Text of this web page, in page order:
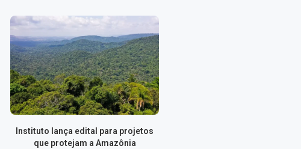
Instituto lança edital para projetos
que protejam a Amazônia